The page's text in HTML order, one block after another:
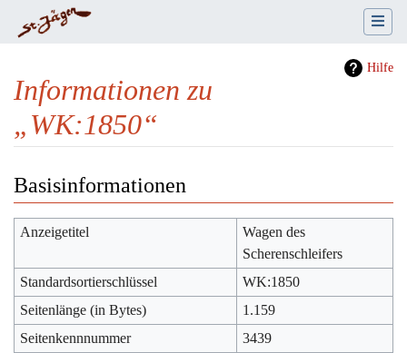
Hilfe
Informationen zu
„WK:1850“
Basisinformationen
Anzeigetitel
Wagen des
Scherenschleifers
Standardsortierschlüssel
WK:1850
Seitenlänge (in Bytes)
1.159
Seitenkennnummer
3439